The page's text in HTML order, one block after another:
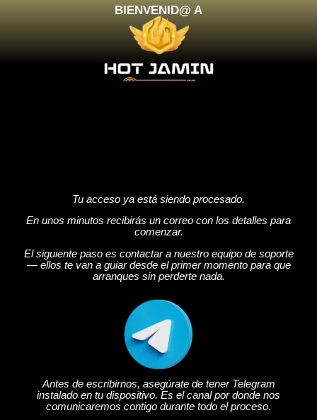
BIENVENID@ A
Tu acceso ya está siendo procesado.
En unos minutos recibirás un correo con los detalles para
comenzar.
El siguiente paso es contactar a nuestro equipo de soporte
— ellos te van a guiar desde el primer momento para que
arranques sin perderte nada.
Antes de escribirnos, asegúrate de tener Telegram
instalado en tu dispositivo. Es el canal por donde nos
comunicaremos contigo durante todo el proceso.